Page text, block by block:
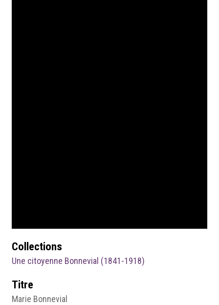
Collections
Une citoyenne Bonnevial (1841-1918)
Titre
Marie Bonnevial